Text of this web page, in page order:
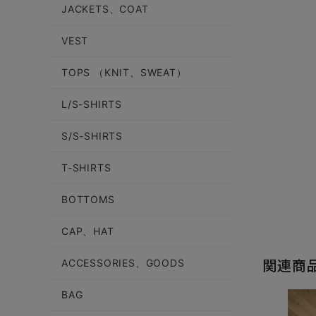
関連商
JACKETS、COAT
VEST
TOPS （KNIT、SWEAT）
L/S-SHIRTS
S/S-SHIRTS
T-SHIRTS
BOTTOMS
CAP、HAT
ACCESSORIES、GOODS
BAG